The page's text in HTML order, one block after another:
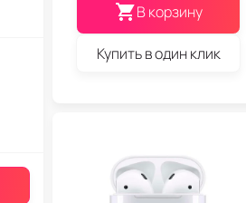
В корзину
Купить в один клик